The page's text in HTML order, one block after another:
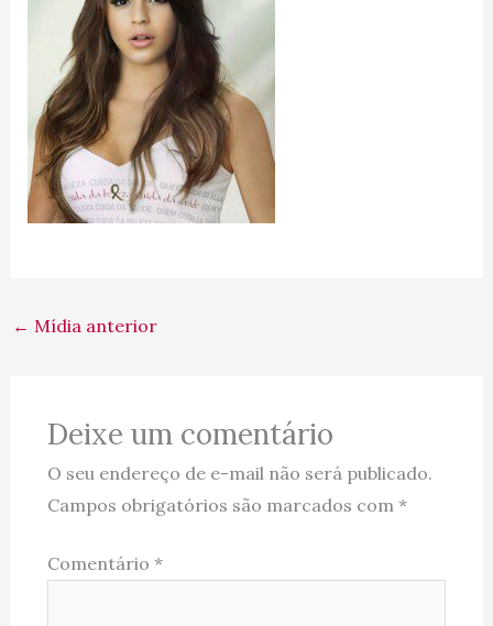
← Mídia anterior
Deixe um comentário
O seu endereço de e-mail não será publicado.
Campos obrigatórios são marcados com *
Comentário *